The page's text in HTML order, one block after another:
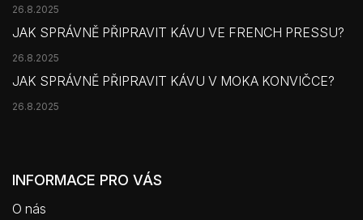
26.8.2025
JAK SPRÁVNĚ PŘIPRAVIT KÁVU VE FRENCH PRESSU?
26.8.2025
JAK SPRÁVNĚ PŘIPRAVIT KÁVU V MOKA KONVIČCE?
26.8.2025
INFORMACE PRO VÁS
O nás